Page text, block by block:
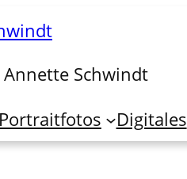
Schwindt
Portraitfotos Digitales